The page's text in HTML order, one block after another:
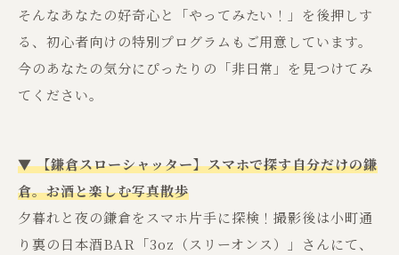
そんなあなたの好奇心と「やってみたい！」を後押しす
る、初心者向けの特別プログラムもご用意しています。
今のあなたの気分にぴったりの「非日常」を見つけてみ
てください。
▼ 【鎌倉スローシャッター】スマホで探す自分だけの鎌
倉。お酒と楽しむ写真散歩
夕暮れと夜の鎌倉をスマホ片手に探検！撮影後は小町通
り裏の日本酒BAR「3oz（スリーオンス）」さんにて、